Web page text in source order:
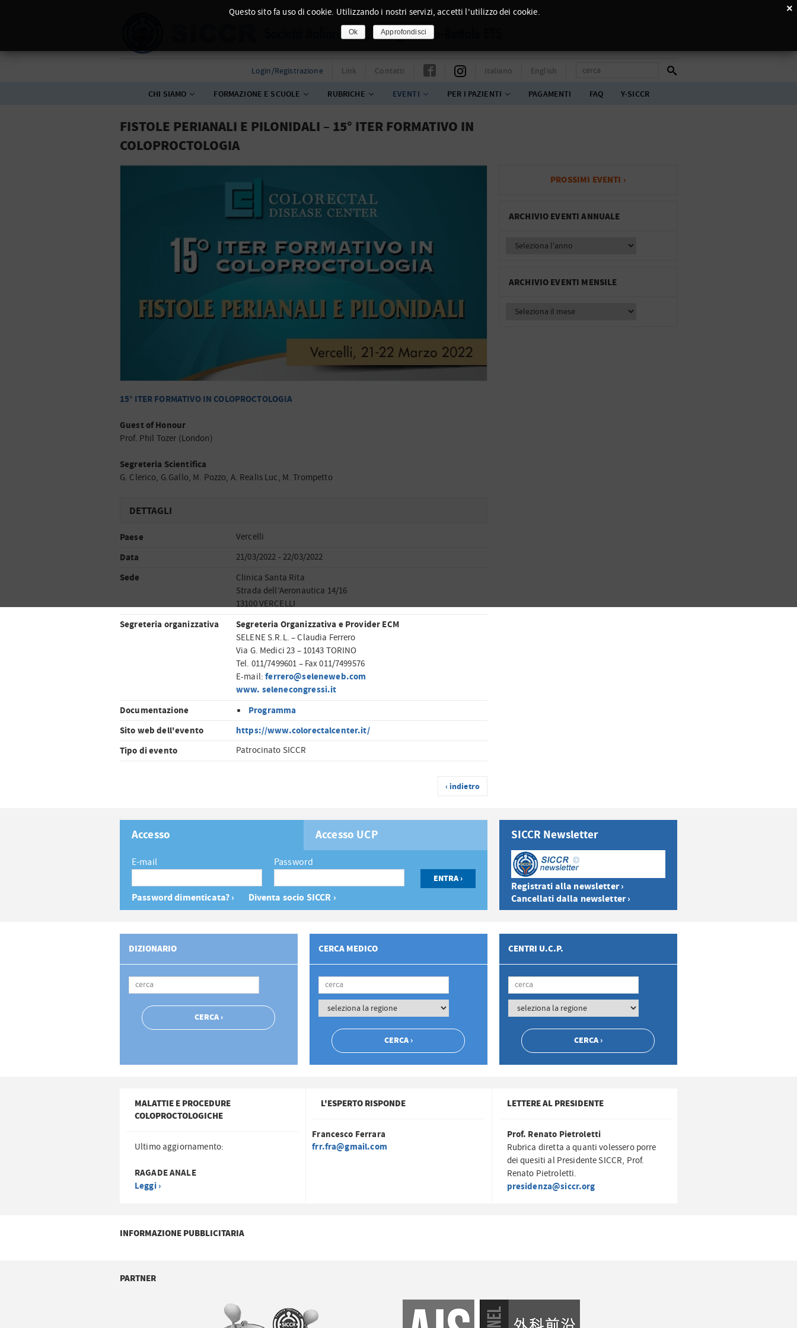
Login/Registrazione Link Contatti Italiano English
CHI SIAMO FORMAZIONE E SCUOLE RUBRICHE EVENTI PER I PAZIENTI PAGAMENTI FAQ Y-SICCR
FISTOLE PERIANALI E PILONIDALI – 15° ITER FORMATIVO IN
COLOPROCTOLOGIA
15° ITER FORMATIVO IN COLOPROCTOLOGIA
Guest of Honour
Prof. Phil Tozer (London)
Segreteria Scientifica
G. Clerico, G.Gallo, M. Pozzo, A. Realis Luc, M. Trompetto
DETTAGLI
Paese Vercelli
Data 21/03/2022 - 22/03/2022
Sede
Clinica Santa Rita
Strada dell’Aeronautica 14/16
13100 VERCELLI
Segreteria organizzativa Segreteria Organizzativa e Provider ECM
SELENE S.R.L. – Claudia Ferrero
Via G. Medici 23 – 10143 TORINO
Tel. 011/7499601 – Fax 011/7499576
E-mail:ferrero@seleneweb.com
www. selenecongressi.it
Documentazione
Programma
Sito web dell'evento
https://www.colorectalcenter.it/
Tipo di evento
Patrocinato SICCR
‹ indietro
PROSSIMI EVENTI ›
ARCHIVIO EVENTI ANNUALE
ARCHIVIO EVENTI MENSILE
Accesso Accesso UCP
E-mail Password
Password dimenticata? › Diventa socio SICCR ›
SICCR Newsletter
Registrati alla newsletter ›
Cancellati dalla newsletter ›
DIZIONARIO CERCA MEDICO CENTRI U.C.P.
MALATTIE E PROCEDURE
COLOPROCTOLOGICHE
Ultimo aggiornamento:
RAGADE ANALE
Leggi ›
L'ESPERTO RISPONDE
Francesco Ferrara
frr.fra@gmail.com
LETTERE AL PRESIDENTE
Prof. Renato Pietroletti
Rubrica diretta a quanti volessero porre
dei quesiti al Presidente SICCR, Prof.
Renato Pietroletti.
presidenza@siccr.org
INFORMAZIONE PUBBLICITARIA
PARTNER
×
Questo sito fa uso di cookie. Utilizzando i nostri servizi, accetti l'utilizzo dei cookie.
Ok Approfondisci